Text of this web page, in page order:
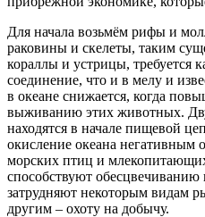
Для начала возьмём рифы и
раковины и скелеты, таким
кораллы и устрицы, требуется
соединение, что и в мелу и
в океане снижается, когда
выживанию этих животных.
находятся в начале пищевой
окисление океана негативным
морских птиц и
способствуют
затрудняют некоторым видам
другим – охоту на добычу.